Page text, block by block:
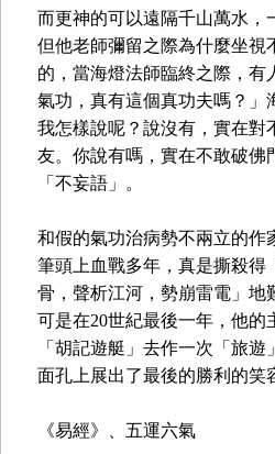
而更神的可以遠隔千山萬水，
但他老師彌留之際為什麼坐視
的，當海燈法師臨終之際，有
氣功，真有這個真功夫嗎？」
我怎樣說呢？說沒有，實在對
友。你說有嗎，實在不敢破佛
「不妄語」。
和假的氣功治病勢不兩立的作
筆頭上血戰多年，真是撕殺得
骨，聲析江河，勢崩雷電」地
可是在20世紀最後一年，他的
「胡記遊艇」去作一次「旅
面孔上展出了最後的勝利的笑
《易經》、五運六氣